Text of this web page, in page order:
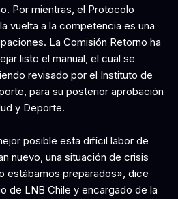
Por mientras, el Protocolo
vuelta a la competencia es una
La Comisión Retorno ha
listo el manual, el cual se
revisado por el Instituto de
para su posterior aprobación
y Deporte.
posible esta difícil labor de
nuevo, una situación de crisis
estábamos preparados», dice
de LNB Chile y encargado de la